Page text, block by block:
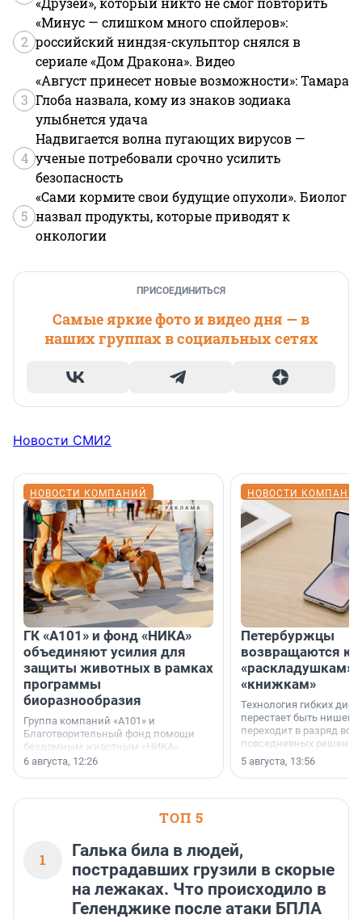
2
«Минус — слишком много спойлеров»:
российский ниндзя-скульптор снялся в
сериале «Дом Дракона». Видео
3
«Август принесет новые возможности»: Тамара
Глоба назвала, кому из знаков зодиака
улыбнется удача
4
Надвигается волна пугающих вирусов —
ученые потребовали срочно усилить
безопасность
5
«Сами кормите свои будущие опухоли». Биолог
назвал продукты, которые приводят к
онкологии
ПРИСОЕДИНИТЬСЯ
Самые яркие фото и видео дня — в
наших группах в социальных сетях
Новости СМИ2
НОВОСТИ КОМПАНИЙ
ГК «А101» и фонд «НИКА»
объединяют усилия для
защиты животных в рамках
программы
биоразнообразия
Группа компаний «А101» и
Благотворительный фонд помощи
бездомным животным «НИКА»
заключили соглашение о
6 августа, 12:26
НОВОСТИ
Петербуржцы
возвращаются к
«раскладушкам»
«книжкам»
Технология гибких
перестает быть
переходит в разряд
повседневных
5 августа, 13:56
ТОП 5
1
Галька била в людей,
пострадавших грузили в скорые
на лежаках. Что происходило в
Геленджике после атаки БПЛА